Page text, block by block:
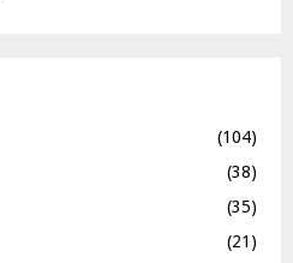
(104)
(38)
(35)
(21)